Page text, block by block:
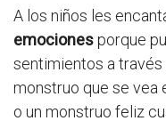
A los niños les
emocionesporque
sentimientos a través
monstruo que se vea
o un monstruo feliz